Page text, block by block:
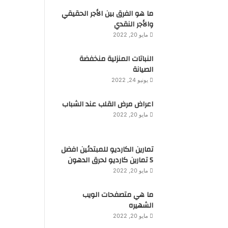
ما هو الفرق بين الأجر الحقيقي
والأجر النقدي
مايو 20, 2022
النباتات المنزلية منخفضة
الصيانة
يونيو 24, 2022
اعراض مرض القلب عند الشباب
مايو 20, 2022
تمارين الكارديو للمبتدئين افضل
5 تمارين كارديو لحرق الدهون
مايو 20, 2022
ما هي متصفحات الويب
الشهيره
مايو 20, 2022